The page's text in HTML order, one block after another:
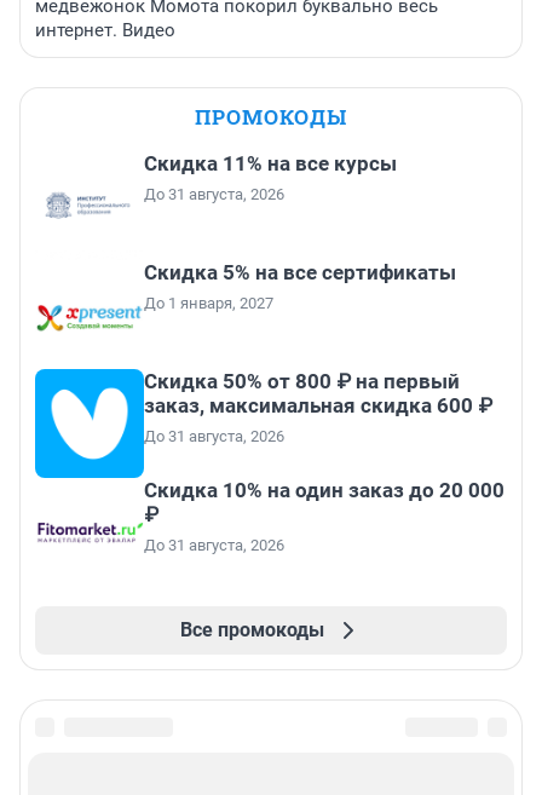
медвежонок Момота покорил буквально весь
интернет. Видео
ПРОМОКОДЫ
Скидка 11% на все курсы
До 31 августа, 2026
Скидка 5% на все сертификаты
До 1 января, 2027
Скидка 50% от 800 ₽ на первый
заказ, максимальная скидка 600 ₽
До 31 августа, 2026
Скидка 10% на один заказ до 20 000
₽
До 31 августа, 2026
Все промокоды